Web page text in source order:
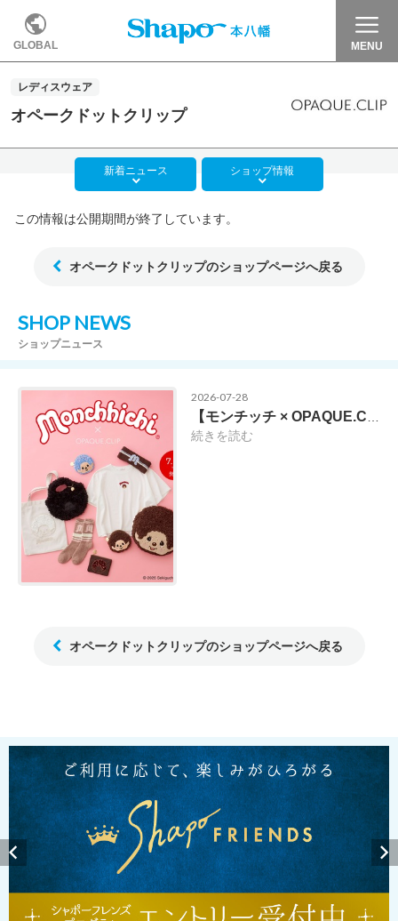
GLOBAL MENU
レディスウェア
オペークドットクリップ
新着ニュース ショップ情報
この情報は公開期間が終了しています。
オペークドットクリップのショップページへ戻る
SHOP NEWS
ショップニュース
2026-07-28
続きを読む
オペークドットクリップのショップページへ戻る